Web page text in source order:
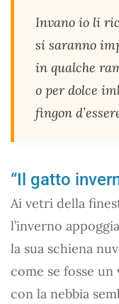
Invano io li
si saranno
in qualche
o per dolce
fingon
“Il gatto
Ai vetri della
l’inverno appoggia
la sua schiena
come se fosse
con la nebbia